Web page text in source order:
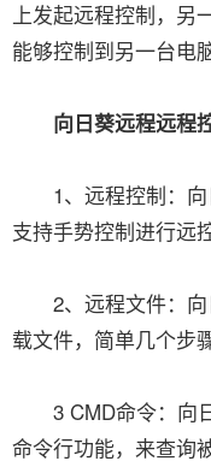
上发起远程控制，另
能够控制到另一台电
向日葵远程远程
1、远程控制：向
支持手势控制进行远
2、远程文件：向
载文件，简单几个步
3 CMD命令：向
命令行功能，来查询